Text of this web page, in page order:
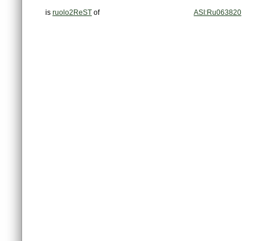
is ruolo2ReST of ASI:Ru063820